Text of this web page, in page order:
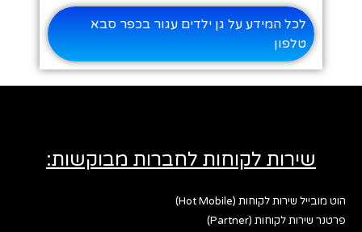
לכל המידע על גן ילדים עגור בכפר סבא
טלפון
שירות לקוחות לחברות מבוקשות:
הוט מובייל שירות לקוחות (Hot Mobile)
פרטנר שירות לקוחות (Partner)